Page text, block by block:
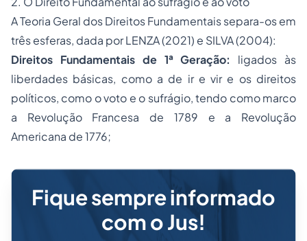
A Teoria Geral dos Direitos Fundamentais separa-os em
três esferas, dada por LENZA (2021) e SILVA (2004):
Direitos Fundamentais de 1ª Geração:
ligados às
liberdades básicas, como a de ir e vir e os direitos
políticos, como o voto e o sufrágio, tendo como marco
a Revolução Francesa de 1789 e a Revolução
Americana de 1776;
Fique sempre informado
com o Jus!